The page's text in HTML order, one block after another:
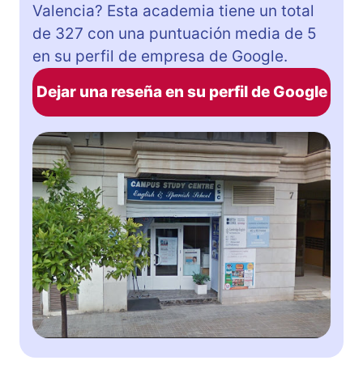
Valencia? Esta academia tiene un total
de 327 con una puntuación media de 5
en su perfil de empresa de Google.
Dejar una reseña en su perfil de Google